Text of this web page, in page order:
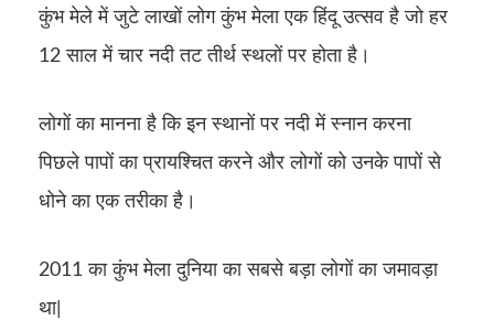
कुंभ मेले में जुटे लाखों लोग कुंभ मेला एक हिंदू उत्सव है जो हर
12 साल में चार नदी तट तीर्थ स्थलों पर होता है।
लोगों का मानना ​​है कि इन स्थानों पर नदी में स्नान करना
पिछले पापों का प्रायश्चित करने और लोगों को उनके पापों से
धोने का एक तरीका है।
2011 का कुंभ मेला दुनिया का सबसे बड़ा लोगों का जमावड़ा
था|